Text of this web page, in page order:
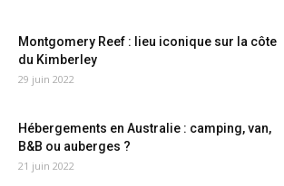
Montgomery Reef : lieu iconique sur la côte
du Kimberley
29 juin 2022
Hébergements en Australie : camping, van,
B&B ou auberges ?
21 juin 2022